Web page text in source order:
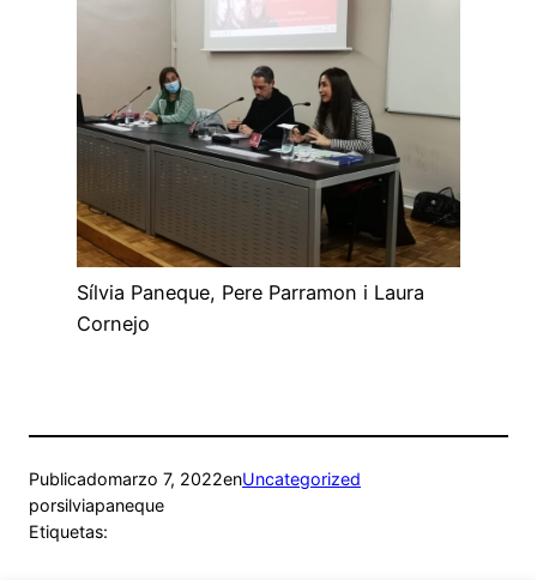
Sílvia Paneque, Pere Parramon i Laura
Cornejo
Publicadomarzo 7, 2022enUncategorized
porsilviapaneque
Etiquetas: